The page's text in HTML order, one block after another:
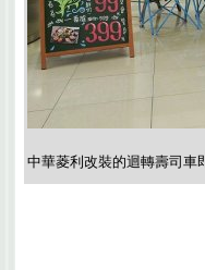
中華菱利改裝的迴轉壽司車